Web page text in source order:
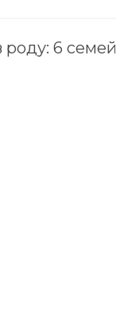
роду: 6 семей